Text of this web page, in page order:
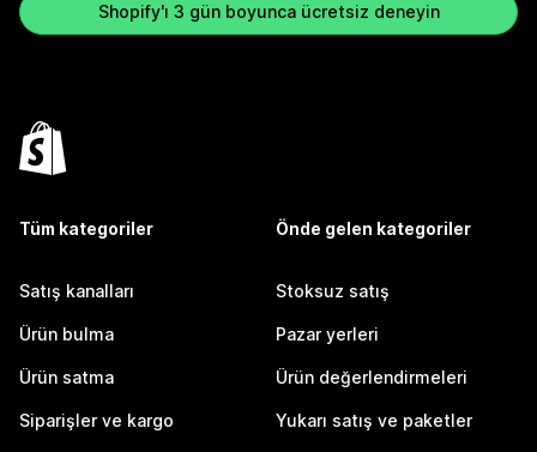
Shopify'ı 3 gün boyunca ücretsiz deneyin
Tüm kategoriler
Satış kanalları
Ürün bulma
Ürün satma
Siparişler ve kargo
Önde gelen kategoriler
Stoksuz satış
Pazar yerleri
Ürün değerlendirmeleri
Yukarı satış ve paketler